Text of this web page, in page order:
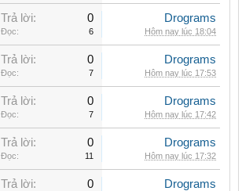
Trả lời: 0
Đọc: 6
Drograms
Hôm nay lúc 18:04
Trả lời: 0
Đọc: 7
Drograms
Hôm nay lúc 17:53
Trả lời: 0
Đọc: 7
Drograms
Hôm nay lúc 17:42
Trả lời: 0
Đọc: 11
Drograms
Hôm nay lúc 17:32
Trả lời: 0 Drograms